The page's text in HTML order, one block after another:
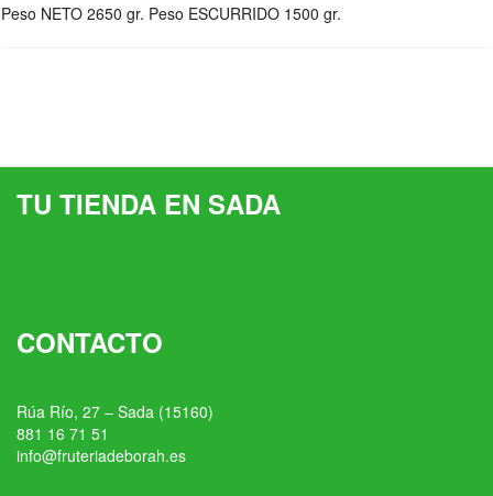
Peso NETO 2650 gr. Peso ESCURRIDO 1500 gr.
TU TIENDA EN SADA
CONTACTO
Rúa Río, 27 – Sada (15160)
881 16 71 51
info@fruteriadeborah.es